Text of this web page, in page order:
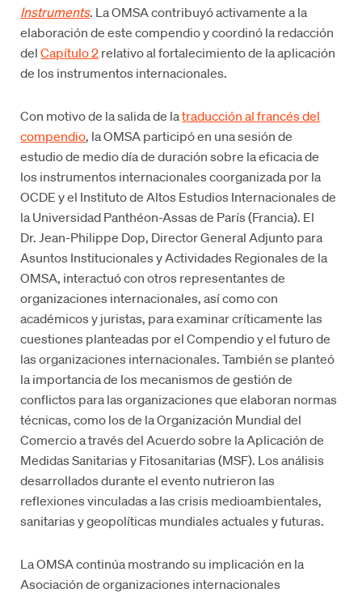
Instruments. La OMSA contribuyó activamente a la
elaboración de este compendio y coordinó la redacción
delCapítulo 2relativo al fortalecimiento de la aplicación
de los instrumentos internacionales.
Con motivo de la salida de latraducción al francés del
compendio, la OMSA participó en una sesión de
estudio de medio día de duración sobre la eficacia de
los instrumentos internacionales coorganizada por la
OCDE y el Instituto de Altos Estudios Internacionales de
la Universidad Panthéon-Assas de París (Francia). El
Dr. Jean-Philippe Dop, Director General Adjunto para
Asuntos Institucionales y Actividades Regionales de la
OMSA, interactuó con otros representantes de
organizaciones internacionales, así como con
académicos y juristas, para examinar críticamente las
cuestiones planteadas por el Compendio y el futuro de
las organizaciones internacionales. También se planteó
la importancia de los mecanismos de gestión de
conflictos para las organizaciones que elaboran normas
técnicas, como los de la Organización Mundial del
Comercio a través del Acuerdo sobre la Aplicación de
Medidas Sanitarias y Fitosanitarias (MSF). Los análisis
desarrollados durante el evento nutrieron las
reflexiones vinculadas a las crisis medioambientales,
sanitarias y geopolíticas mundiales actuales y futuras.
La OMSA continúa mostrando su implicación en la
Asociación de organizaciones internacionales